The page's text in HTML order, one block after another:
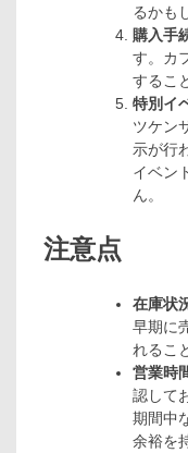
るかも
購入手
す。カ
するこ
特別イ
ツケン
示が行
イベン
ん。
注意点
在庫状
早期に
れるこ
営業時
認して
期間中
余裕を